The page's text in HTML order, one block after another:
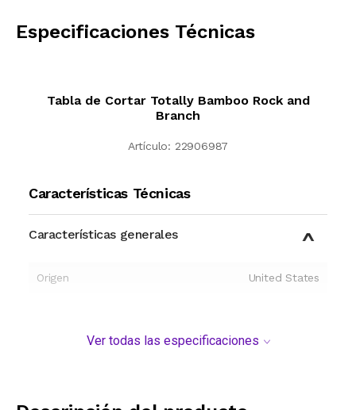
Especificaciones Técnicas
Tabla de Cortar Totally Bamboo Rock and
Branch
Artículo: 22906987
Características Técnicas
Características generales
Origen United States
Ver todas las especificaciones